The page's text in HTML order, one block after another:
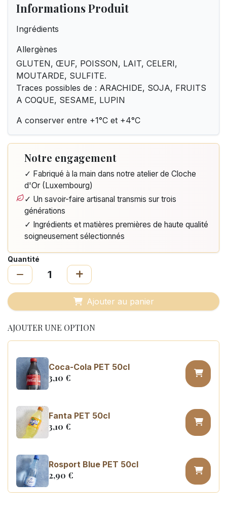
Informations Produit
Ingrédients
Allergènes
GLUTEN, ŒUF, POISSON, LAIT, CELERI,
MOUTARDE, SULFITE.
Traces possibles de : ARACHIDE, SOJA, FRUITS
A COQUE, SESAME, LUPIN
A conserver entre +1°C et +4°C
Notre engagement
✓ Fabriqué à la main dans notre atelier de Cloche
d'Or (Luxembourg)
✓ Un savoir-faire artisanal transmis sur trois
générations
✓ Ingrédients et matières premières de haute qualité
soigneusement sélectionnés
Quantité
Ajouter au panier
AJOUTER UNE OPTION
Coca-Cola PET 50cl
3,10 €
Fanta PET 50cl
3,10 €
Rosport Blue PET 50cl
2,90 €